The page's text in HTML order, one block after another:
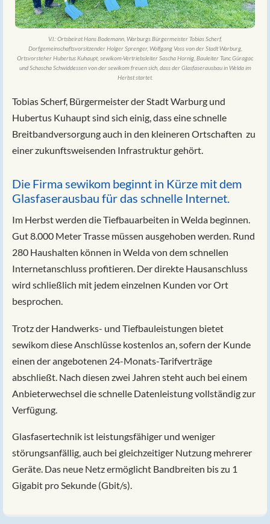
V.l.: Ortsbeirat Hans Bodemann, Warburgs Bürgermeister Tobias Scherf,
Dorfgemeinschaftsvorsitzender Holger Sprenger, Wolfgang Voss von der Stadt Warburg,
Ortsvorsteher Hubertus Kuhaupt, sewikom-Vertriebsleiter Sascha Hornig, Bauleiter Tunc Güragac
und Schascha Schwiddessen von der sewikom freuen sich, dass der Glasfaserausbau in Welda im
Herbst startet.
Tobias Scherf, Bürgermeister der Stadt Warburg und
Hubertus Kuhaupt sind sich einig, dass eine schnelle
Breitbandversorgung auch in den kleineren Ortschaften zu
einer zukunftsweisenden Infrastruktur gehört.
Die Firma sewikom beginnt in Kürze mit dem
Glasfaserausbau für das schnelle Internet.
Im Herbst werden die Tiefbauarbeiten in Welda beginnen.
Gut 8.000 Meter Trasse müssen ausgehoben werden. Rund
280 Haushalten können in Welda von dem schnellen
Internetanschluss profitieren. Der direkte Hausanschluss
wird schließlich mit jedem einzelnen Kunden vor Ort
besprochen.
Trotz der Handwerks- und Tiefbauleistungen bietet
sewikom diese Anschlüsse kostenlos an, sofern der Kunde
einen der angebotenen 24-Monats-Tarifverträge
abschließt. Nach diesen zwei Jahren steht auch bei einem
Anbieterwechsel die schnelle Datenleistung vollständig zur
Verfügung.
Glasfasertechnik ist leistungsfähiger und weniger
störungsanfällig, auch bei gleichzeitiger Nutzung mehrerer
Geräte. Das neue Netz ermöglicht Bandbreiten bis zu 1
Gigabit pro Sekunde (Gbit/s).